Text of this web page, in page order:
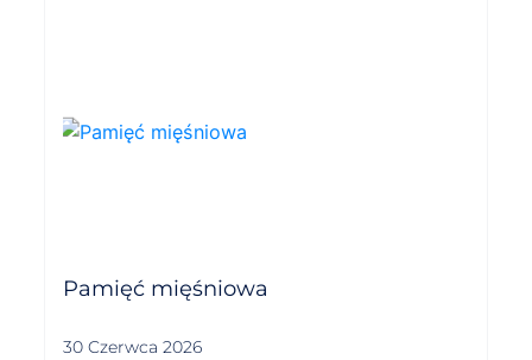
Pamięć mięśniowa
30 Czerwca 2026